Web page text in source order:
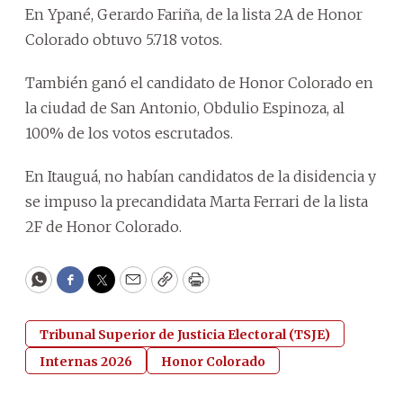
En Ypané, Gerardo Fariña, de la lista 2A de Honor
Colorado obtuvo 5.718 votos.
También ganó el candidato de Honor Colorado en
la ciudad de San Antonio, Obdulio Espinoza, al
100% de los votos escrutados.
En Itauguá, no habían candidatos de la disidencia y
se impuso la precandidata Marta Ferrari de la lista
2F de Honor Colorado.
WhatsApp
Facebook
Twitter
EmailCopyPrint
Tribunal Superior de Justicia Electoral (TSJE)
Internas 2026
Honor Colorado